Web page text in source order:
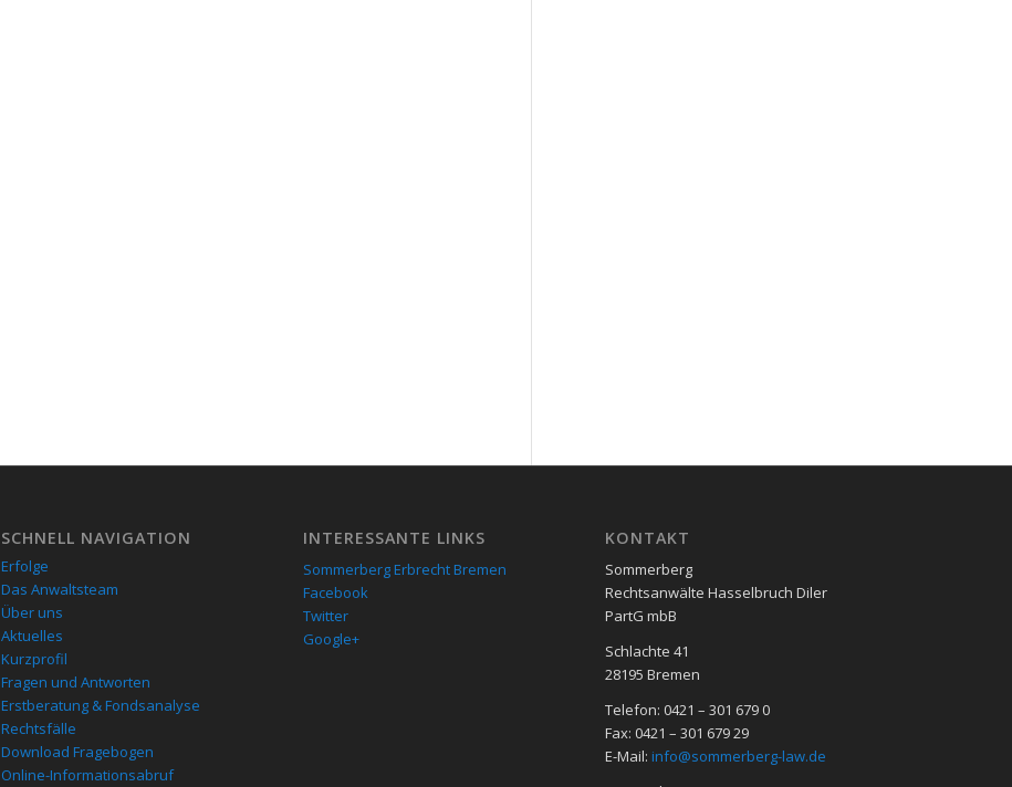
SCHNELL NAVIGATION
Erfolge
Das Anwaltsteam
Über uns
Aktuelles
Kurzprofil
Fragen und Antworten
Erstberatung & Fondsanalyse
Rechtsfälle
Download Fragebogen
Online-Informationsabruf
INTERESSANTE LINKS
Sommerberg Erbrecht Bremen
Facebook
Twitter
Google+
KON­TAKT
Sommerberg
Rechtsanwälte Hasselbruch Diler
PartG mbB
Schlachte 41
28195 Bre­men
Telefon: 0421 – 301 679 0
Fax: 0421 – 301 679 29
E-Mail: info@sommerberg-law.de